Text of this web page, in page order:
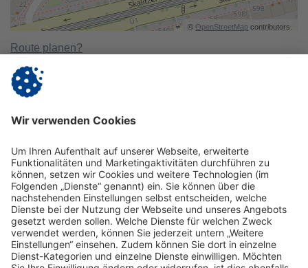
©OpenStreetMap contributors.
Route planen?
Mit öffentlichen Verkehrsmitteln
U-Bahn: U1
Mit dem Auto
Akademie sind sehr begrenzt. Wir empfehlen, mit den
öffentlichen Verkehrsmitteln anzureisen.